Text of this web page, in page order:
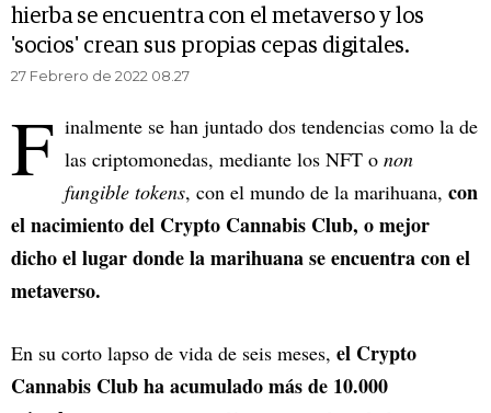
hierba se encuentra con el metaverso y los
'socios' crean sus propias cepas digitales.
27 Febrero de 2022 08.27
F inalmente se han juntado dos tendencias como la de
las criptomonedas, mediante los NFT o non
fungible tokens, con el mundo de la marihuana, con
el nacimiento del Crypto Cannabis Club, o mejor
dicho el lugar donde la marihuana se encuentra con el
metaverso.
En su corto lapso de vida de seis meses, el Crypto
Cannabis Club ha acumulado más de 10.000